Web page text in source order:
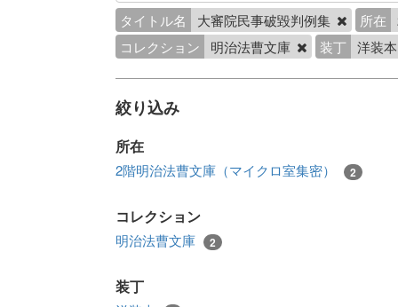
タイトル名 大審院民事破毀判例集 所在
コレクション
明治法曹文庫 装丁 洋装
絞り込み
所在
2階明治法曹文庫（マイクロ室集密） 2
コレクション
明治法曹文庫 2
装丁